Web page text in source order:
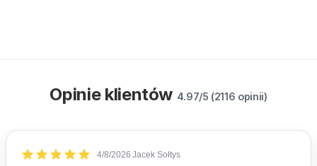
Opinie klientów 4.97/5 (2116 opinii)